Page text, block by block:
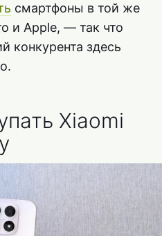
смартфоны в той же
и Apple, — так что
конкурента здесь
Xiaomi